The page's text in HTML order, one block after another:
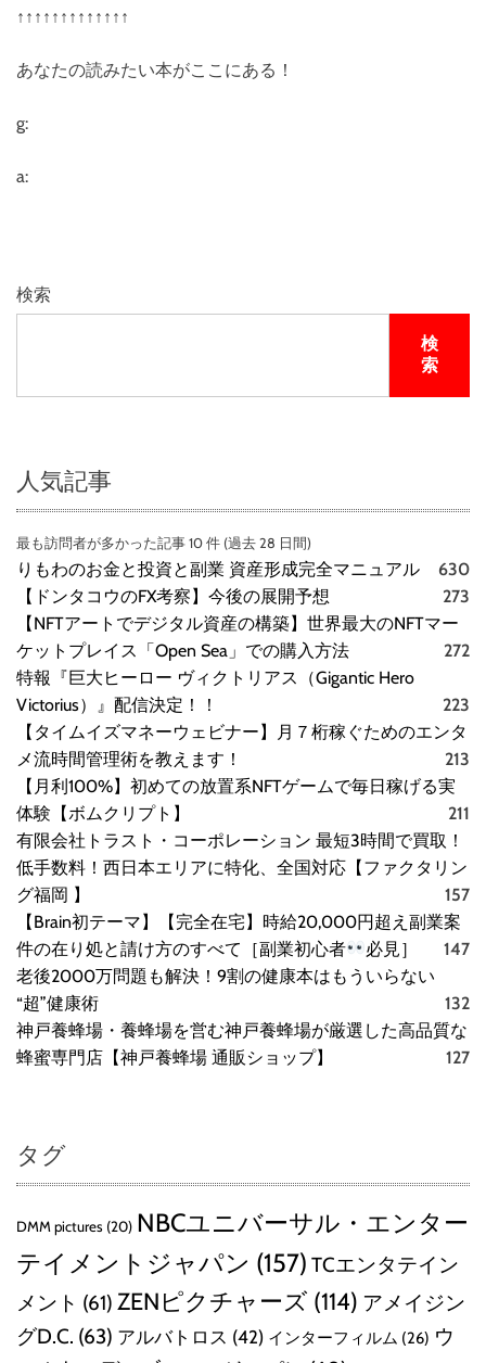
↑↑↑↑↑↑↑↑↑↑↑↑↑
あなたの読みたい本がここにある！
g:
a:
検索
検
索
人気記事
最も訪問者が多かった記事 10 件 (過去 28 日間)
りもわのお金と投資と副業 資産形成完全マニュアル
630
【ドンタコウのFX考察】今後の展開予想
273
【NFTアートでデジタル資産の構築】世界最大のNFTマー
ケットプレイス「Open Sea」での購入方法
272
特報『巨大ヒーロー ヴィクトリアス（Gigantic Hero
Victorius）』配信決定！！
223
【タイムイズマネーウェビナー】月７桁稼ぐためのエンタ
メ流時間管理術を教えます！
213
【月利100%】初めての放置系NFTゲームで毎日稼げる実
体験【ボムクリプト】
211
有限会社トラスト・コーポレーション 最短3時間で買取！
低手数料！西日本エリアに特化、全国対応【ファクタリン
グ福岡 】
157
【Brain初テーマ】【完全在宅】時給20,000円超え副業案
件の在り処と請け方のすべて［副業初心者
必見］
147
老後2000万問題も解決！9割の健康本はもういらない
“超”健康術
132
神戸養蜂場・養蜂場を営む神戸養蜂場が厳選した高品質な
蜂蜜専門店【神戸養蜂場 通販ショップ】
127
タグ
DMM pictures (20) NBCユニバーサル・エンター
テイメントジャパン (157) TCエンタテイン
メント (61) ZENピクチャーズ (114) アメイジン
グD.C. (63) アルバトロス (42) インターフィルム (26) ウ